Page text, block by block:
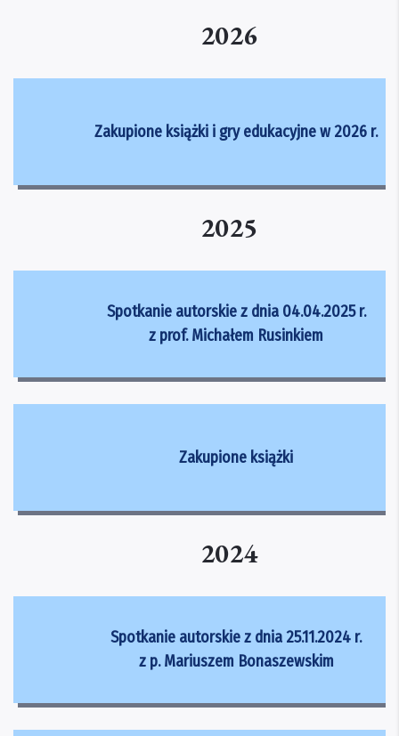
2026
Zakupione książki i gry edukacyjne w 2026 r.
2025
Spotkanie autorskie z dnia 04.04.2025 r.
z prof. Michałem Rusinkiem
Zakupione książki
2024
Spotkanie autorskie z dnia 25.11.2024 r.
z p. Mariuszem Bonaszewskim